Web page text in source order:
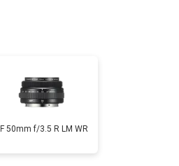
50mm f/3.5 R LM WR